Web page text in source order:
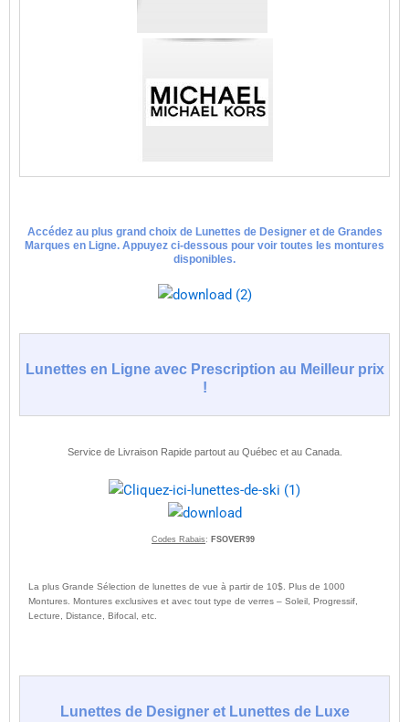
Accédez au plus grand choix de Lunettes de Designer et de Grandes
Marques en Ligne. Appuyez ci-dessous pour voir toutes les montures
disponibles.
Lunettes en Ligne avec Prescription au Meilleur prix
!
Service de Livraison Rapide partout au Québec et au Canada.
Codes Rabais: FSOVER99
La plus Grande Sélection de lunettes de vue à partir de 10$. Plus de 1000
Montures. Montures exclusives et avec tout type de verres – Soleil, Progressif,
Lecture, Distance, Bifocal, etc.
Lunettes de Designer et Lunettes de Luxe